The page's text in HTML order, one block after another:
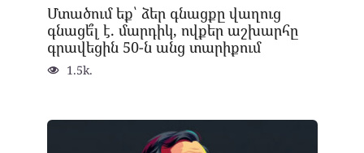
Մտածում եք՝ ձեր գնացքը վաղուց
գնացե՞լ է. մարդիկ, ովքեր աշխարհը
գրավեցին 50-ն անց տարիքում
1.5k.